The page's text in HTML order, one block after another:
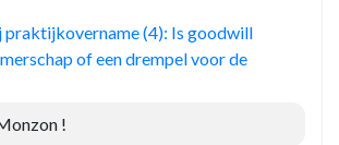
(4): Is goodwill
of een drempel voor de
!